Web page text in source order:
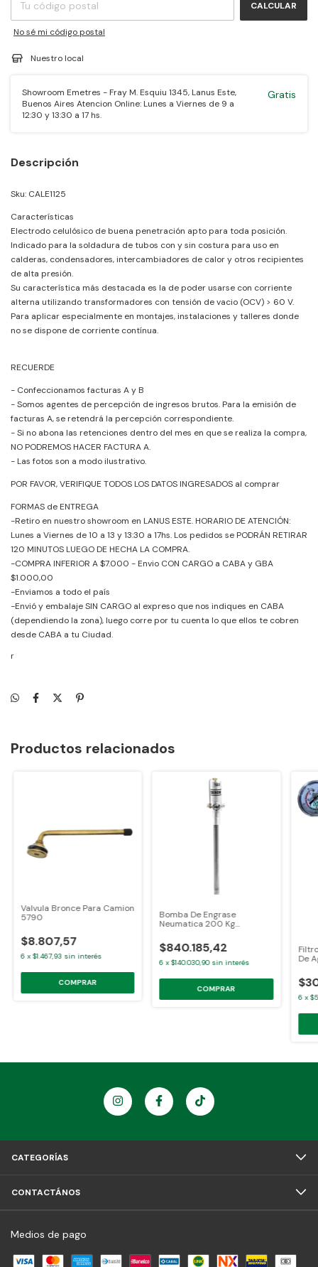
CALCULAR
No sé mi código postal
Nuestro local
Showroom Emetres - Fray M. Esquiu 1345, Lanus Este,
Buenos Aires Atencion Online: Lunes a Viernes de 9 a
12:30 y 13:30 a 17 hs.
Gratis
Descripción
Sku: CALE1125
Características
Electrodo celulósico de buena penetración apto para toda posición.
Indicado para la soldadura de tubos con y sin costura para uso en
calderas, condensadores, intercambiadores de calor y otros recipientes
de alta presión.
Su característica más destacada es la de poder usarse con corriente
alterna utilizando transformadores con tensión de vacio (OCV) > 60 V.
Para aplicar especialmente en montajes, instalaciones y talleres donde
no se dispone de corriente contínua.
RECUERDE
- Confeccionamos facturas A y B
- Somos agentes de percepción de ingresos brutos. Para la emisión de
facturas A, se retendrá la percepción correspondiente.
- Si no abona las retenciones dentro del mes en que se realiza la compra,
NO PODREMOS HACER FACTURA A.
- Las fotos son a modo ilustrativo.
POR FAVOR, VERIFIQUE TODOS LOS DATOS INGRESADOS al comprar
FORMAS de ENTREGA
-Retiro en nuestro showroom en LANUS ESTE. HORARIO DE ATENCIÓN:
Lunes a Viernes de 10 a 13 y 13:30 a 17hs. Los pedidos se PODRÁN RETIRAR
120 MINUTOS LUEGO DE HECHA LA COMPRA.
-COMPRA INFERIOR A $7.000 - Envio CON CARGO a CABA y GBA
$1.000,00
-Enviamos a todo el país
-Envió y embalaje SIN CARGO al expreso que nos indiques en CABA
(dependiendo la zona), luego corre por tu cuenta lo que ellos te cobren
desde CABA a tu Ciudad.
r
Productos relacionados
Valvula Bronce Para Camion
5790
$8.807,57
6 x$1.467,93 sin interés
Bomba De Engrase
Neumatica 200 Kg
$840.185,42
6 x$140.030,90 sin interés
De
6 x
CATEGORÍAS
CONTACTÁNOS
Medios de pago